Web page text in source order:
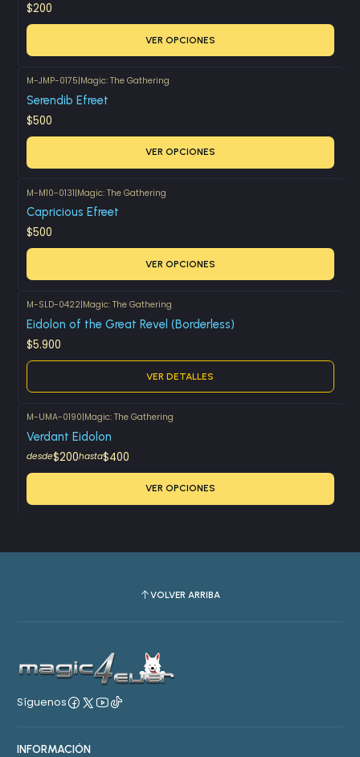
$200
VER OPCIONES
M-JMP-0175|Magic: The Gathering
Serendib Efreet
$500
VER OPCIONES
M-M10-0131|Magic: The Gathering
Capricious Efreet
$500
VER OPCIONES
Agotado
M-SLD-0422|Magic: The Gathering
Eidolon of the Great Revel (Borderless)
$5.900
VER DETALLES
M-UMA-0190|Magic: The Gathering
Verdant Eidolon
desde$200hasta$400
VER OPCIONES
VOLVER ARRIBA
Síguenos
INFORMACIÓN